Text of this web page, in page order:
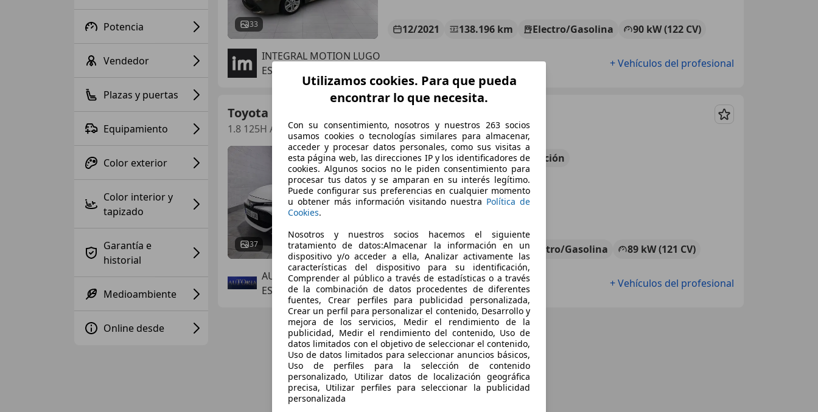
Potencia
Vendedor
Plazas y puertas
Equipamiento
Color exterior
Color interior y
tapizado
Garantía e
historial
Medioambiente
Online desde
33 12/2021 138.196 km Electro/Gasolina
90 kW (122 CV)
INTEGRAL MOTION LUGO
ES-27003 LUGO
+ Vehículos del profesional
Toyota Corolla
1.8 125H ACTIVE TECH E-CVT
Guardar
37
€ 20.600 Sincomparación
08/2021 70.000 km Electro/Gasolina
89 kW (121 CV)
AUTOKIA
ES-48510 Trapagaran
+ Vehículos del profesional
Utilizamos cookies. Para que pueda
encontrar lo que necesita.
Con su consentimiento, nosotros y nuestros 263 socios
usamos cookies o tecnologías similares para almacenar,
acceder y procesar datos personales, como sus visitas a
esta página web, las direcciones IP y los identificadores de
cookies. Algunos socios no le piden consentimiento para
procesar tus datos y se amparan en su interés legítimo.
Puede configurar sus preferencias en cualquier momento
u obtener más información visitando nuestra Política de
Cookies.
Nosotros y nuestros socios hacemos el siguiente
tratamiento de datos:Almacenar la información en un
dispositivo y/o acceder a ella, Analizar activamente las
características del dispositivo para su identificación,
Comprender al público a través de estadísticas o a través
de la combinación de datos procedentes de diferentes
fuentes, Crear perfiles para publicidad personalizada,
Crear un perfil para personalizar el contenido, Desarrollo y
mejora de los servicios, Medir el rendimiento de la
publicidad, Medir el rendimiento del contenido, Uso de
datos limitados con el objetivo de seleccionar el contenido,
Uso de datos limitados para seleccionar anuncios básicos,
Uso de perfiles para la selección de contenido
personalizado, Utilizar datos de localización geográfica
precisa, Utilizar perfiles para seleccionar la publicidad
personalizada